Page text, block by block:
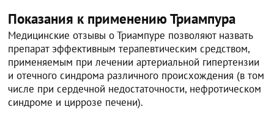
Показания к применению Триампура
Медицинские отзывы о Триампуре позволяют назвать
препарат эффективным терапевтическим средством,
применяемым при лечении артериальной гипертензии
и отечного синдрома различного происхождения (в том
числе при сердечной недостаточности, нефротическом
синдроме и циррозе печени).